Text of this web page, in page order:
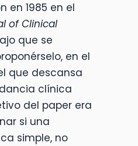
en 1985 en el
of Clinical
que se
en el
que descansa
clínica
del paper era
si una
simple, no